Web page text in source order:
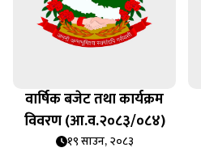
वार्षिक बजेट तथा कार्यक्रम
विवरण (आ.व.२०८३/०८४)
१९ साउन, २०८३